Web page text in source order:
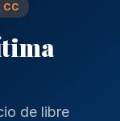
de libre